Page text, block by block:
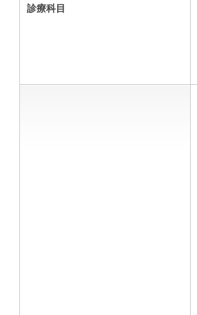
診療科目